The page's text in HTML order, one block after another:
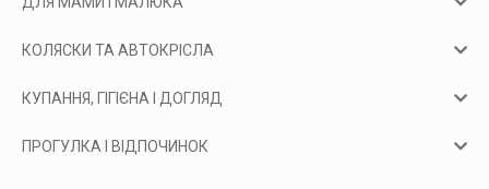
КОЛЯСКИ ТА АВТОКРІСЛА
КУПАННЯ, ГІГІЄНА І ДОГЛЯД
ПРОГУЛКА І ВІДПОЧИНОК